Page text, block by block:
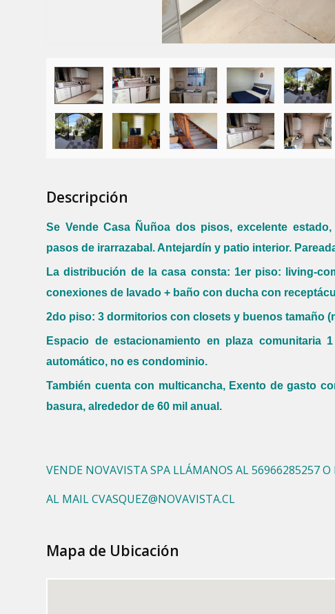
Descripción
Se Vende Casa Ñuñoa dos pisos, excelente
pasos de irarrazabal. Antejardín y patio interior.
La distribución de la casa consta: 1er piso: living-
conexiones de lavado + baño con ducha con
2do piso: 3 dormitorios con closets y buenos tamaño
Espacio de estacionamiento en plaza
automático, no es condominio.
También cuenta con multicancha, Exento de gasto
basura, alrededor de 60 mil anual.
VENDE NOVAVISTA SPA LLÁMANOS AL 56966285257
AL MAIL CVASQUEZ@NOVAVISTA.CL
Mapa de Ubicación